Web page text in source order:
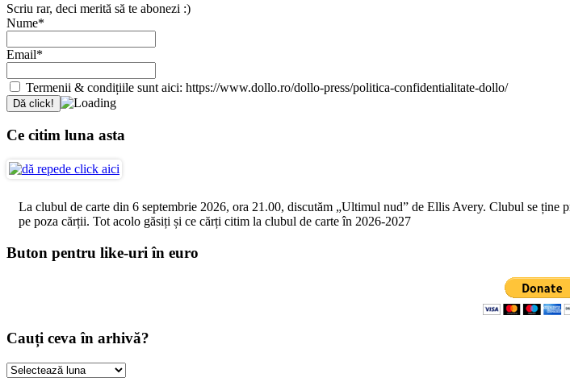
Scriu rar, deci merită să te abonezi :)
Nume*
Email*
Termenii & condițiile sunt aici: https://www.dollo.ro/dollo-press/politica-confidentialitate-dollo/
Ce citim luna asta
La clubul de carte din 6 septembrie 2026, ora 21.00, discutăm „Ultimul nud” de Ellis Avery. Clubul se
pe poza cărții. Tot acolo găsiți și ce cărți citim la clubul de carte în 2026-2027
Buton pentru like-uri în euro
Cauți ceva în arhivă?
Cauți